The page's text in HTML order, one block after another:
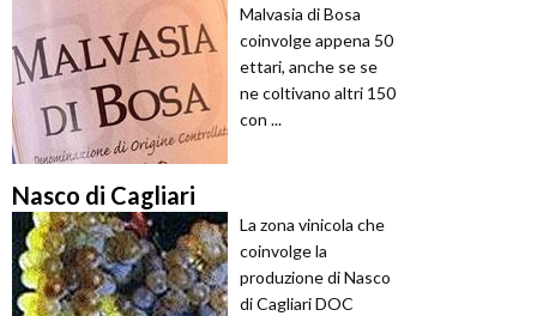
Malvasia di Bosa
coinvolge appena 50
ettari, anche se se
ne coltivano altri 150
con ...
Nasco di Cagliari
La zona vinicola che
coinvolge la
produzione di Nasco
di Cagliari DOC